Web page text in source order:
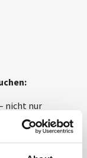
nicht nur